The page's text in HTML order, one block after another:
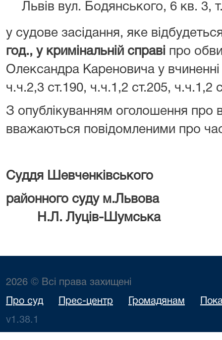
Львів вул. Бодянського, 6 кв. 3,
у судове засідання, яке
год., у кримінальній справі про
Олександра Кареновича у
ч.ч.2,3 ст.190, ч.ч.1,2 ст.205, ч.ч.1,2
З опублікуванням оголошення про
вважаються повідомленими про
Суддя Шевченківського
районного
Н.Л. Луців-Шумська
2026 © Всі права захищені
Про суд Прес-центр Громадянам
v1.38.1